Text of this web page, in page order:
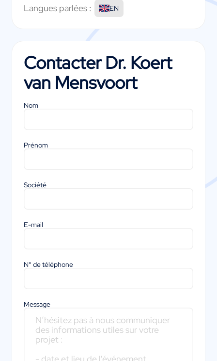
Langues parlées :
EN
ContacterDr. Koert
van Mensvoort
Nom
Prénom
Société
E-mail
N° de téléphone
Message